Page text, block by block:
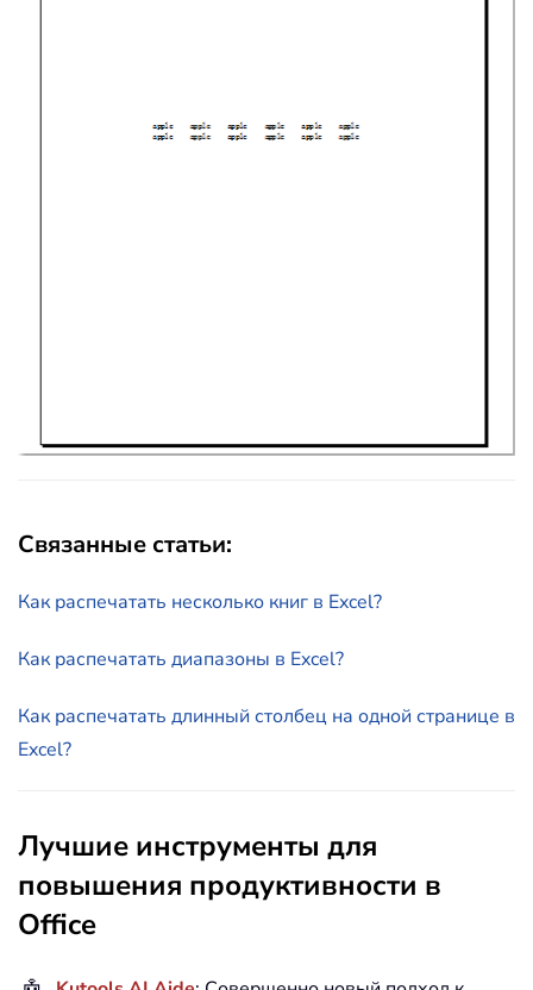
Связанные статьи:
Как распечатать несколько книг в Excel?
Как распечатать диапазоны в Excel?
Как распечатать длинный столбец на одной странице в
Excel?
Лучшие инструменты для
повышения продуктивности в
Office